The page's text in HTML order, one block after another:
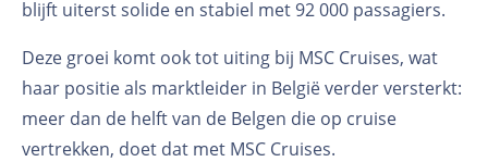
blijft uiterst solide en stabiel met 92 000 passagiers.
Deze groei komt ook tot uiting bij MSC Cruises, wat
haar positie als marktleider in België verder versterkt:
meer dan de helft van de Belgen die op cruise
vertrekken, doet dat met MSC Cruises.